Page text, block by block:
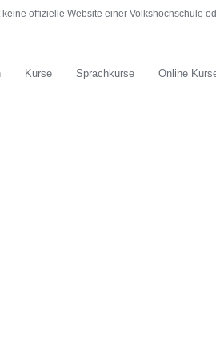
offizielle Website einer Volkshochschule
Kurse Sprachkurse Online